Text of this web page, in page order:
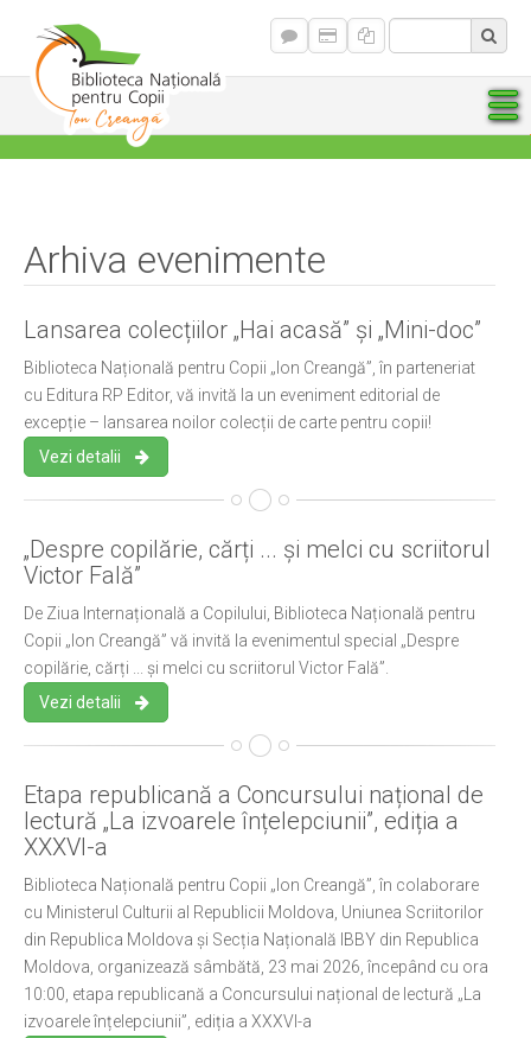
Arhiva evenimente
Lansarea colecțiilor „Hai acasă” și „Mini-doc”
Biblioteca Națională pentru Copii „Ion Creangă”, în parteneriat
cu Editura RP Editor, vă invită la un eveniment editorial de
excepție – lansarea noilor colecții de carte pentru copii!
Vezi detalii
„Despre copilărie, cărți ... și melci cu scriitorul
Victor Fală”
De Ziua Internațională a Copilului, Biblioteca Națională pentru
Copii „Ion Creangă” vă invită la evenimentul special „Despre
copilărie, cărți ... și melci cu scriitorul Victor Fală”.
Vezi detalii
Etapa republicană a Concursului național de
lectură „La izvoarele înțelepciunii”, ediția a
XXXVI-a
Biblioteca Națională pentru Copii „Ion Creangă”, în colaborare
cu Ministerul Culturii al Republicii Moldova, Uniunea Scriitorilor
din Republica Moldova și Secția Națională IBBY din Republica
Moldova, organizează sâmbătă, 23 mai 2026, începând cu ora
10:00, etapa republicană a Concursului național de lectură „La
izvoarele înțelepciunii”, ediția a XXXVI-a